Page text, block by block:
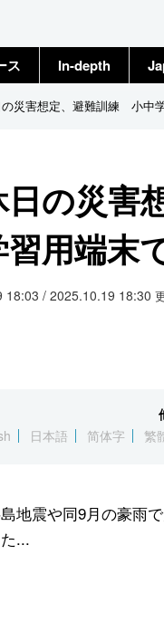
ス In-depth
災害想定、避難訓練 小中
日の災
用端末
18:03 / 2025.10.19 18:30
日本語 简体字 繁
地震や同9月の豪雨
...